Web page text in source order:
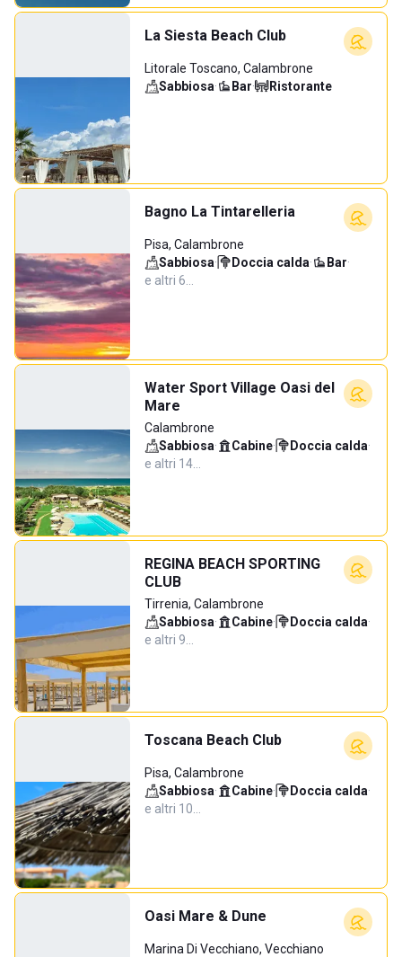
La Siesta Beach Club
Litorale Toscano, Calambrone
Sabbiosa· Bar· Ristorante
Bagno La Tintarelleria
Pisa, Calambrone
Sabbiosa· Doccia calda· Bar·
e altri 6…
Water Sport Village Oasi del
Mare
Calambrone
Sabbiosa· Cabine· Doccia calda·
e altri 14…
REGINA BEACH SPORTING
CLUB
Tirrenia, Calambrone
Sabbiosa· Cabine· Doccia calda·
e altri 9…
Toscana Beach Club
Pisa, Calambrone
Sabbiosa· Cabine· Doccia calda·
e altri 10…
Oasi Mare & Dune
Marina Di Vecchiano, Vecchiano